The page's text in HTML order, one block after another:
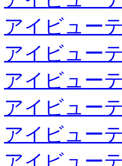
アイビュー
アイビュー
アイビュー
アイビュー
アイビュー
アイビュー